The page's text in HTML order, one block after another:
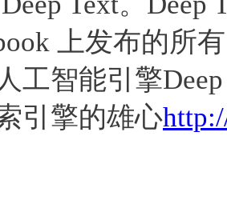
上发布的所
工智能引擎
引擎的雄心